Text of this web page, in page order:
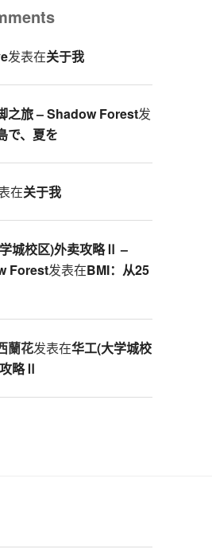
发表在关于我
之旅 – Shadow Forest发
で、夏を
在关于我
城校区)外卖攻略Ⅱ –
Forest发表在BMI：从25
蘭花发表在华工(大学城校
略Ⅱ